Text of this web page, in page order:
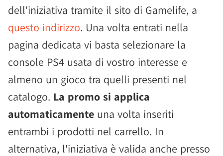
dell'iniziativa tramite il sito di Gamelife, a
questo indirizzo. Una volta entrati nella
pagina dedicata vi basta selezionare la
console PS4 usata di vostro interesse e
almeno un gioco tra quelli presenti nel
catalogo. La promo si applica
automaticamente una volta inseriti
entrambi i prodotti nel carrello. In
alternativa, l'iniziativa è valida anche presso